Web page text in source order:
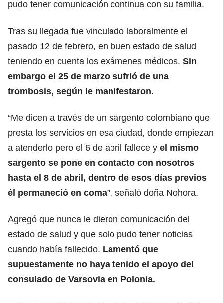
pudo tener comunicación continua con su familia.
Tras su llegada fue vinculado laboralmente el
pasado 12 de febrero, en buen estado de salud
teniendo en cuenta los exámenes médicos. Sin
embargo el 25 de marzo sufrió de una
trombosis, según le manifestaron.
“Me dicen a través de un sargento colombiano que
presta los servicios en esa ciudad, donde empiezan
a atenderlo pero el 6 de abril fallece y el mismo
sargento se pone en contacto con nosotros
hasta el 8 de abril, dentro de esos días previos
él permaneció en coma”, señaló doña Nohora.
Agregó que nunca le dieron comunicación del
estado de salud y que solo pudo tener noticias
cuando había fallecido. Lamentó que
supuestamente no haya tenido el apoyo del
consulado de Varsovia en Polonia.